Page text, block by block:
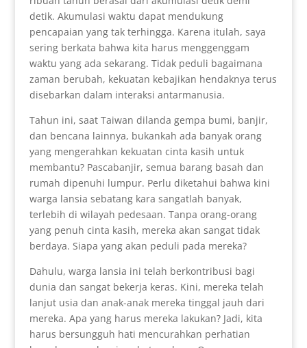
detik. Akumulasi waktu dapat mendukung
pencapaian yang tak terhingga. Karena itulah, saya
sering berkata bahwa kita harus menggenggam
waktu yang ada sekarang. Tidak peduli bagaimana
zaman berubah, kekuatan kebajikan hendaknya terus
disebarkan dalam interaksi antarmanusia.
Tahun ini, saat Taiwan dilanda gempa bumi, banjir,
dan bencana lainnya, bukankah ada banyak orang
yang mengerahkan kekuatan cinta kasih untuk
membantu? Pascabanjir, semua barang basah dan
rumah dipenuhi lumpur. Perlu diketahui bahwa kini
warga lansia sebatang kara sangatlah banyak,
terlebih di wilayah pedesaan. Tanpa orang-orang
yang penuh cinta kasih, mereka akan sangat tidak
berdaya. Siapa yang akan peduli pada mereka?
Dahulu, warga lansia ini telah berkontribusi bagi
dunia dan sangat bekerja keras. Kini, mereka telah
lanjut usia dan anak-anak mereka tinggal jauh dari
mereka. Apa yang harus mereka lakukan? Jadi, kita
harus bersungguh hati mencurahkan perhatian